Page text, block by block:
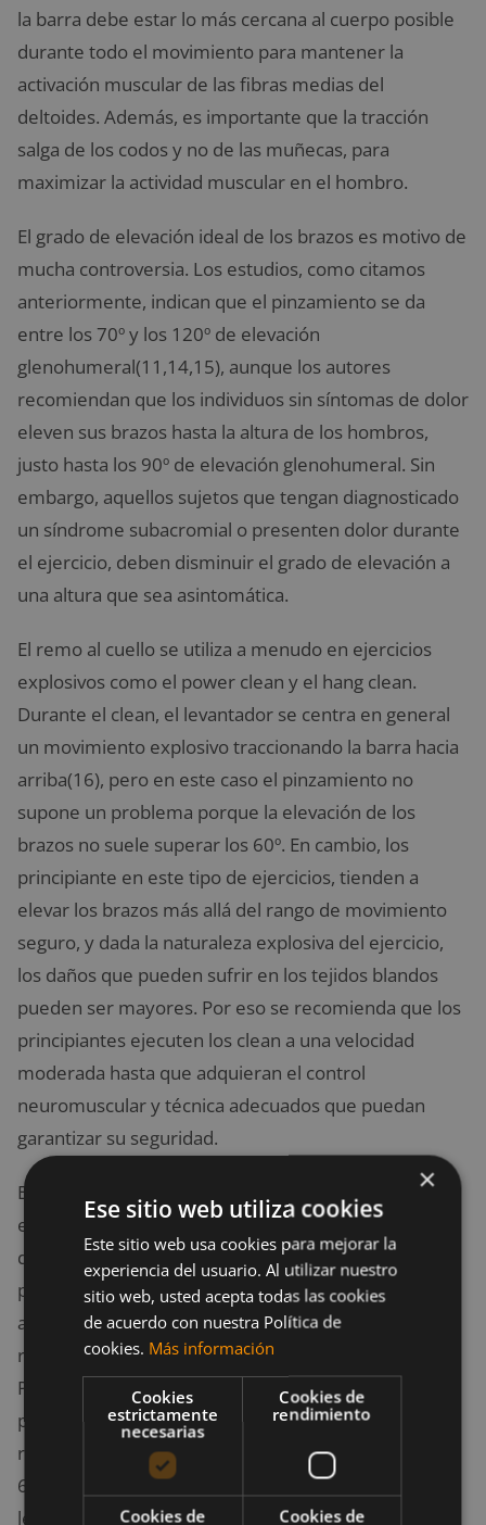
la barra debe estar lo más cercana al cuerpo posible
durante todo el movimiento para mantener la
activación muscular de las fibras medias del
deltoides. Además, es importante que la tracción
salga de los codos y no de las muñecas, para
maximizar la actividad muscular en el hombro.
El grado de elevación ideal de los brazos es motivo de
mucha controversia. Los estudios, como citamos
anteriormente, indican que el pinzamiento se da
entre los 70º y los 120º de elevación
glenohumeral(11,14,15), aunque los autores
recomiendan que los individuos sin síntomas de dolor
eleven sus brazos hasta la altura de los hombros,
justo hasta los 90º de elevación glenohumeral. Sin
embargo, aquellos sujetos que tengan diagnosticado
un síndrome subacromial o presenten dolor durante
el ejercicio, deben disminuir el grado de elevación a
una altura que sea asintomática.
El remo al cuello se utiliza a menudo en ejercicios
explosivos como el power clean y el hang clean.
Durante el clean, el levantador se centra en general
un movimiento explosivo traccionando la barra hacia
arriba(16), pero en este caso el pinzamiento no
supone un problema porque la elevación de los
brazos no suele superar los 60º. En cambio, los
principiante en este tipo de ejercicios, tienden a
elevar los brazos más allá del rango de movimiento
seguro, y dada la naturaleza explosiva del ejercicio,
los daños que pueden sufrir en los tejidos blandos
pueden ser mayores. Por eso se recomienda que los
principiantes ejecuten los clean a una velocidad
moderada hasta que adquieran el control
neuromuscular y técnica adecuados que puedan
garantizar su seguridad.
En lo que respecta a la carga y volumen de
entrenamiento de este ejercicio, debemos
diferenciar entre la población asintomática y la
población con lesión de hombro. En la población
asintomática, se sugieren 2-3 series de 12-20
repeticiones con una carga inferioral 67% del 1RM.
Para alcanzar los objetivos de fuerza e hipertrofia
progresaremos hasta las 3-6 series de 6-12
repeticiones con el 70-80% del 1RM y descansos de
60″-90″ entre series. En sujetos con predisposición a
lesiones de hombro (por ejemplo en deportes con
×
Ese sitio web utiliza cookies
Este sitio web usa cookies para mejorar la
experiencia del usuario. Al utilizar nuestro
sitio web, usted acepta todas las cookies
de acuerdo con nuestra Política de
cookies. Más información
Cookies
estrictamente
necesarias
Cookies de
rendimiento
Cookies de
Cookies de